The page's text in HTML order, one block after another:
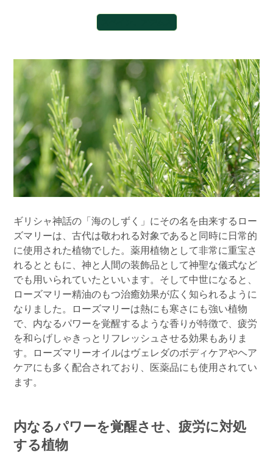
ギリシャ神話の「海のしずく」にその名を由来するロー
ズマリーは、古代は敬われる対象であると同時に日常的
に使用された植物でした。薬用植物として非常に重宝さ
れるとともに、神と人間の装飾品として神聖な儀式など
でも用いられていたといいます。そして中世になると、
ローズマリー精油のもつ治癒効果が広く知られるように
なりました。ローズマリーは熱にも寒さにも強い植物
で、内なるパワーを覚醒するような香りが特徴で、疲労
を和らげしゃきっとリフレッシュさせる効果もありま
す。ローズマリーオイルはヴェレダのボディケアやヘア
ケアにも多く配合されており、医薬品にも使用されてい
ます。
内なるパワーを覚醒させ、疲労に対処
する植物